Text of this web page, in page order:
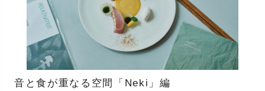
音と食が重なる空間「Neki」編